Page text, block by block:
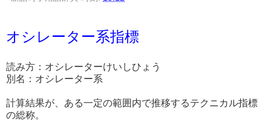
オシレーター系指標
読み方：オシレーターけいしひょう
別名：オシレーター系
計算結果が、ある一定の範囲内で推移するテクニカル指標
の総称。